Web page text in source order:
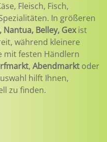
Fleisch, Fisch,
In größeren
Belley, Gexist
während kleinere
mit festen Händlern
, Abendmarkt oder
hilft Ihnen,
zu finden.